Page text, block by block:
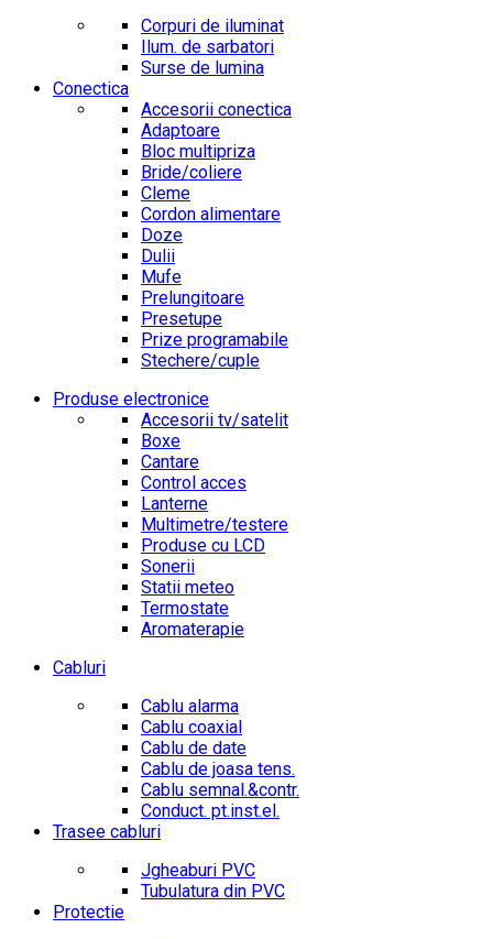
Corpuri de iluminat
Ilum. de sarbatori
Surse de lumina
Conectica
Accesorii conectica
Adaptoare
Bloc multipriza
Bride/coliere
Cleme
Cordon alimentare
Doze
Dulii
Mufe
Prelungitoare
Presetupe
Prize programabile
Stechere/cuple
Produse electronice
Accesorii tv/satelit
Boxe
Cantare
Control acces
Lanterne
Multimetre/testere
Produse cu LCD
Sonerii
Statii meteo
Termostate
Aromaterapie
Cabluri
Cablu alarma
Cablu coaxial
Cablu de date
Cablu de joasa tens.
Cablu semnal.&contr.
Conduct. pt.inst.el.
Trasee cabluri
Jgheaburi PVC
Tubulatura din PVC
Protectie